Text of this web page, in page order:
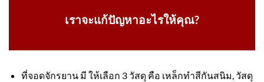
เราจะแก้ปัญหาอะไรให้คุณ?
ที่จอดจักรยาน มี ให้เลือก 3 วัสดุ คือ เหล็กทำสีกันสนิม, วัสดุ